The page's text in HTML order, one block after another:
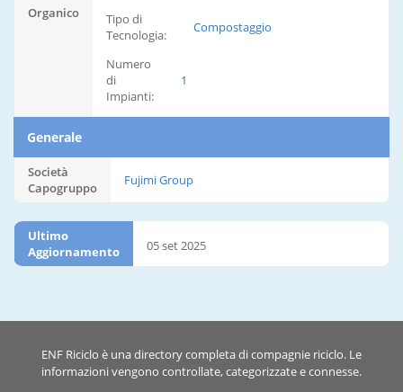
Organico
Tipo di
Tecnologia:
Compostaggio
Numero
di
Impianti:
1
Generale
Società
Capogruppo
Fujimi Group
Ultimo
Aggiornamento
05 set 2025
ENF Riciclo è una directory completa di compagnie riciclo. Le
informazioni vengono controllate, categorizzate e connesse.